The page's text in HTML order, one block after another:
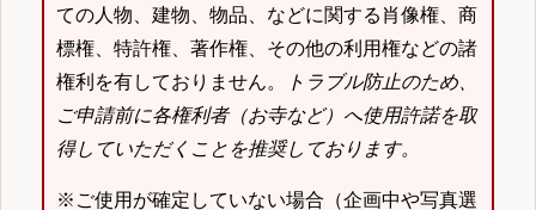
ての人物、建物、物品、などに関する肖像権、商
標権、特許権、著作権、その他の利用権などの諸
権利を有しておりません。
トラブル防止のため、
ご申請前に各権利者（お寺など）へ使用許諾を取
得していただくことを推奨しております。
※ご使用が確定していない場合（企画中や写真選